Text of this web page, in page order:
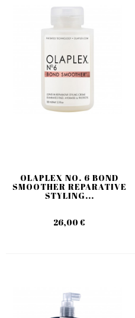
OLAPLEX NO. 6 BOND
SMOOTHER REPARATIVE
STYLING...
26,00 €